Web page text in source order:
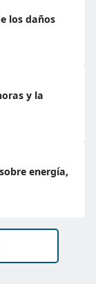
los daños
y la
energía,